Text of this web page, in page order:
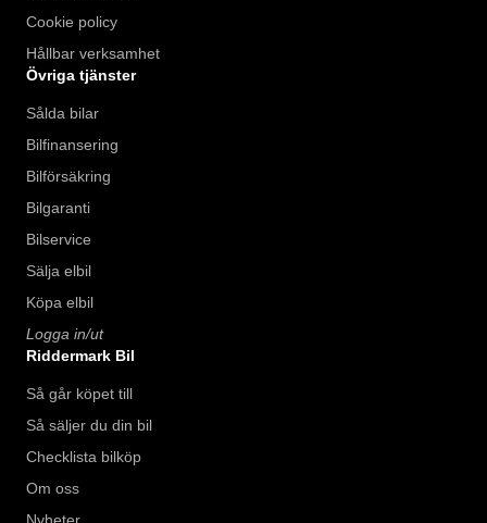
Cookie policy
Hållbar verksamhet
Övriga tjänster
Sålda bilar
Bilfinansering
Bilförsäkring
Bilgaranti
Bilservice
Sälja elbil
Köpa elbil
Logga in/ut
Riddermark Bil
Så går köpet till
Så säljer du din bil
Checklista bilköp
Om oss